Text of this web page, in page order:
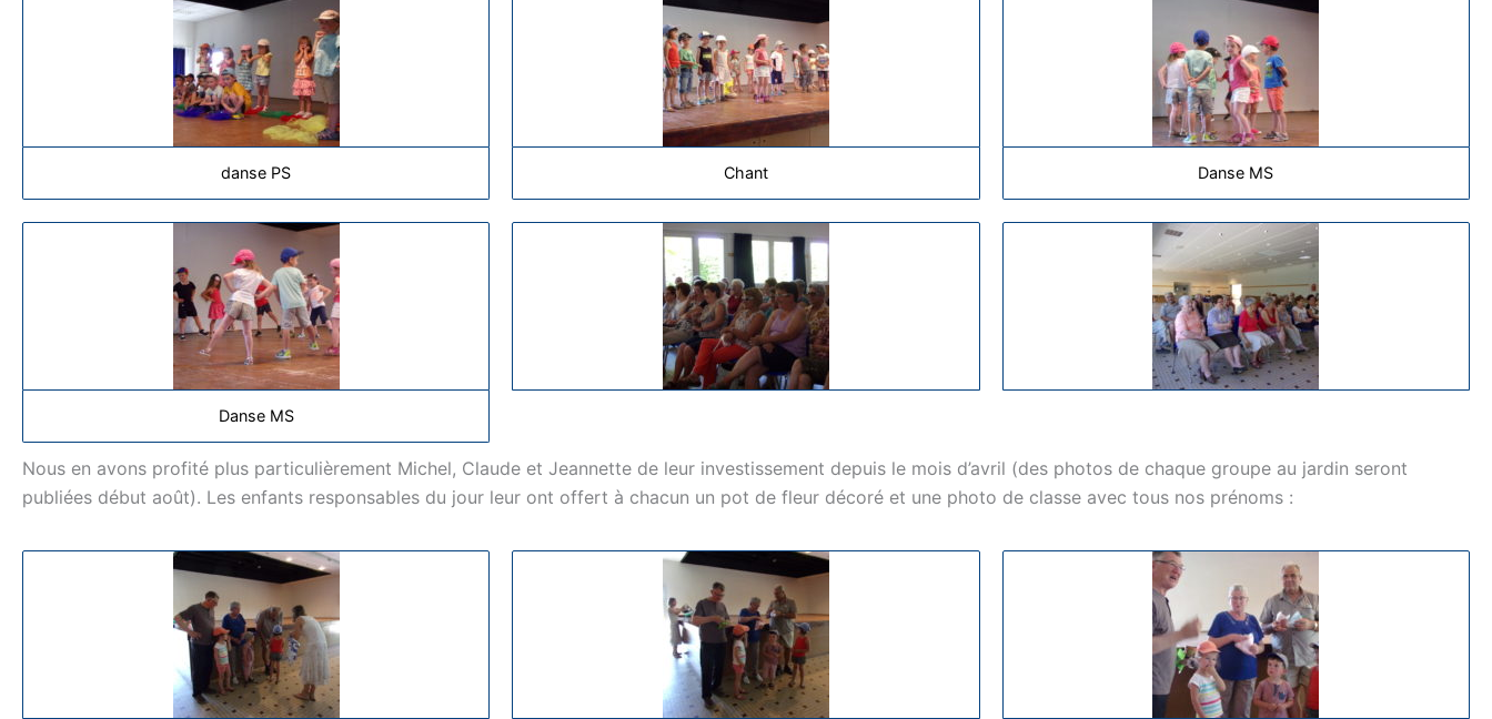
danse PS Chant Danse MS
Danse MS
Nous en avons profité plus particulièrement Michel, Claude et Jeannette de leur investissement depuis le mois d’avril (des photos de chaque groupe au jardin seront
publiées début août). Les enfants responsables du jour leur ont offert à chacun un pot de fleur décoré et une photo de classe avec tous nos prénoms :